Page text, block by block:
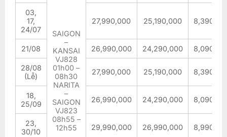
SAIGON
–
KANSAI
VJ828
01h00 –
08h30
NARITA
–
SAIGON
VJ823
08h55 –
12h55
03,
17,
24/07
27,990,000 25,190,000
21/08 26,990,000 24,290,000
28/08
(Lễ)
27,990,000 25,190,000
18,
25/09
26,990,000 24,290,000
23,
30/10
29,990,000 26,990,000